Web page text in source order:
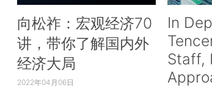
向松祚：宏观经济70
讲，带你了解国内外
经济大局
2022年04月06日
In
Staff,